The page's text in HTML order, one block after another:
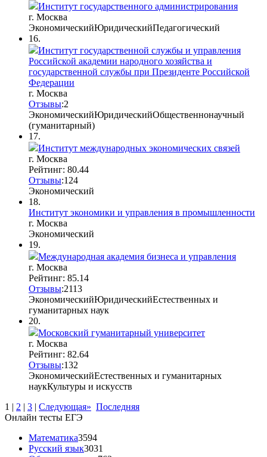
Институт государственного администрирования
г. Москва
ЭкономическийЮридическийПедагогический
16.
Институт государственной службы и управления
Российской академии народного хозяйства и
государственной службы при Президенте Российской
Федерации
г. Москва
Отзывы:2
ЭкономическийЮридическийОбщественнонаучный
(гуманитарный)
17.
Институт международных экономических связей
г. Москва
Рейтинг: 80.44
Отзывы:124
Экономический
18.
Институт экономики и управления в промышленности
г. Москва
Экономический
19.
Международная академия бизнеса и управления
г. Москва
Рейтинг: 85.14
Отзывы:2113
ЭкономическийЮридическийЕстественных и
гуманитарных наук
20.
Московский гуманитарный университет
г. Москва
Рейтинг: 82.64
Отзывы:132
ЭкономическийЕстественных и гуманитарных
наукКультуры и искусств
1 | 2 | 3 | Следующая» Последняя
Онлайн тесты ЕГЭ
Математика3594
Русский язык3031